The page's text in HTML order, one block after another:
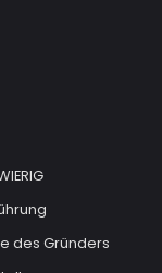
des Gründers